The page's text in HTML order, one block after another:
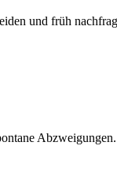
und früh
Abzweigungen.